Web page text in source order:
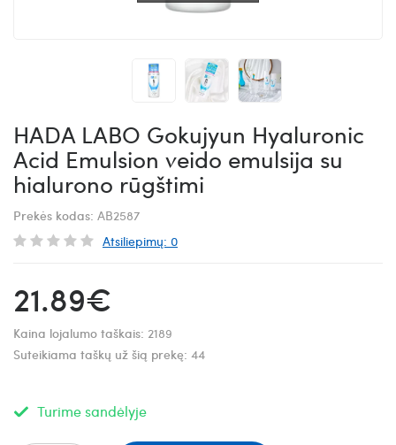
HADA LABO Gokujyun Hyaluronic
Acid Emulsion veido emulsija su
hialurono rūgštimi
Prekės kodas: AB2587
Atsiliepimų: 0
21.89€
Kaina lojalumo taškais: 2189
Suteikiama taškų už šią prekę: 44
Turime sandėlyje